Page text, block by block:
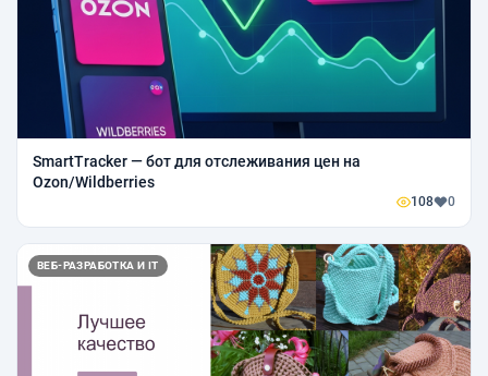
SmartTracker — бот для отслеживания цен на
Ozon/Wildberries
108 0
ВЕБ-РАЗРАБОТКА И IT